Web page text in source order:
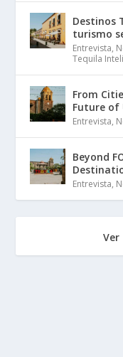
Destinos
turismo
Entrevista,
Tequila
From
Future of
Entrevista,
Beyond
Entrevista,